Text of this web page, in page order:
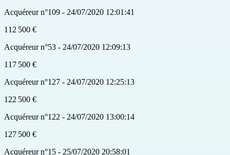
Acquéreur n°109 - 24/07/2020 12:01:41
112 500 €
Acquéreur n°53 - 24/07/2020 12:09:13
117 500 €
Acquéreur n°127 - 24/07/2020 12:25:13
122 500 €
Acquéreur n°122 - 24/07/2020 13:00:14
127 500 €
Acquéreur n°15 - 25/07/2020 20:58:01